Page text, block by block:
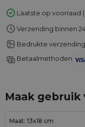
Laatste op voorraad
Verzending binnen
Bedrukte
Betaalmethoden
Maak gebruik
Maat: 13x18 cm